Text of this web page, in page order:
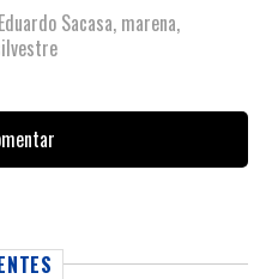
Eduardo Sacasa, marena,